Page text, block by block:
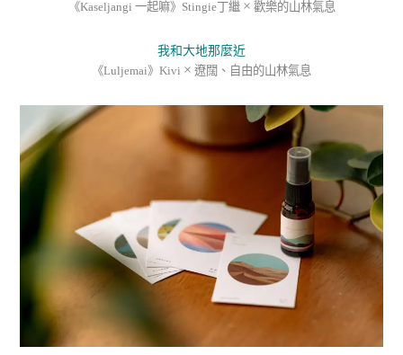
《Kaseljangi 一起嘛》Stingie丁繼 × 歡樂的山林氣息
我和大地那麼近
《Luljemai》Kivi × 遼闊 、自由的山林氣息